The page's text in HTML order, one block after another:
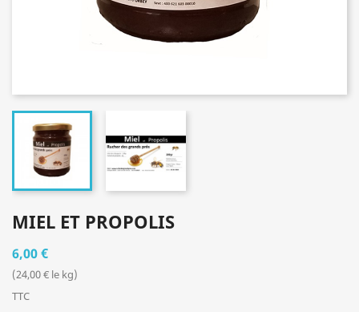
MIEL ET PROPOLIS
6,00 €
(24,00 € le kg)
TTC